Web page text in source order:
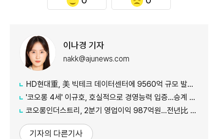
이나경 기자
nakk@ajunews.com
HD현대重, 美 빅테크 데이터센터에 9560억 규모 발전설비 공급
'코오롱 4세' 이규호, 호실적으로 경영능력 입증…승계 기반 강화
코오롱인더스트리, 2분기 영업이익 987억원...전년比 118% 증가
기자의 다른기사